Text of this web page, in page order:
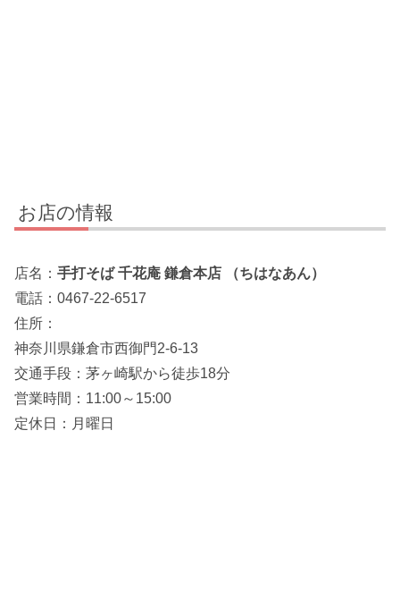
お店の情報
店名： 手打そば 千花庵 鎌倉本店 （ちはなあん）
電話：0467-22-6517
住所：
神奈川県鎌倉市西御門2-6-13
交通手段：茅ヶ崎駅から徒歩18分
営業時間：11:00～15:00
定休日：月曜日